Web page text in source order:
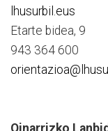
lhusurbil.eus
Etarte bidea, 9
943 364 600